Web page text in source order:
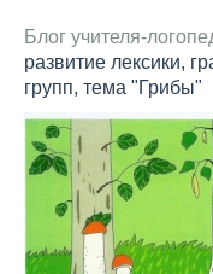
Блог учителя-
развитие лексики,
групп, тема "Грибы"